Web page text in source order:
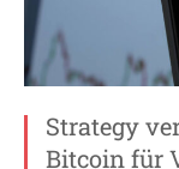
Strategy
Bitcoin für